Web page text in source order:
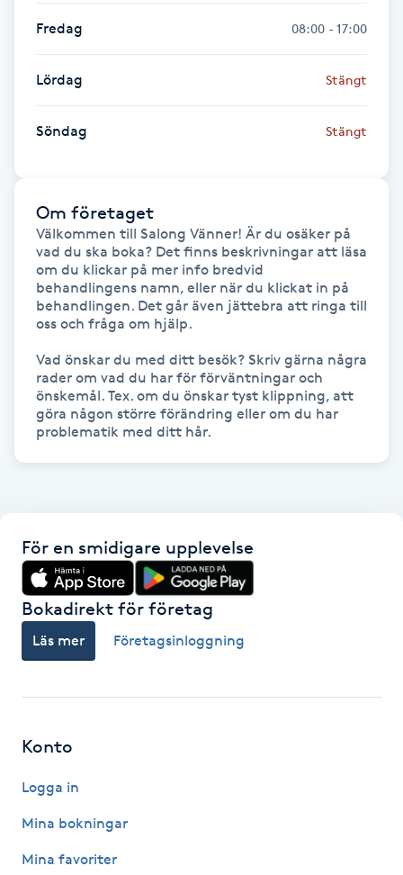
IPL hårborttagning
IR-massage
Japansk massage
Katun fransar
Kemisk peeling
Keratinbehandling
Kinesiologi
Kinesisk medicin
Klangmassage
Klippning
Klippning & Slingor
Koppningsmassage
Kostrådgivning
Fredag 08:00 - 17:00
Lördag Stängt
Söndag Stängt
Om företaget
Välkommen till Salong Vänner! Är du osäker på
vad du ska boka? Det finns beskrivningar att läsa
om du klickar på mer info bredvid
behandlingens namn, eller när du klickat in på
behandlingen. Det går även jättebra att ringa till
oss och fråga om hjälp.
Vad önskar du med ditt besök? Skriv gärna några
rader om vad du har för förväntningar och
önskemål. Tex. om du önskar tyst klippning, att
göra någon större förändring eller om du har
problematik med ditt hår.
För en smidigare upplevelse
Bokadirekt för företag
Läs mer Företagsinloggning
Konto
Logga in
Mina bokningar
Mina favoriter